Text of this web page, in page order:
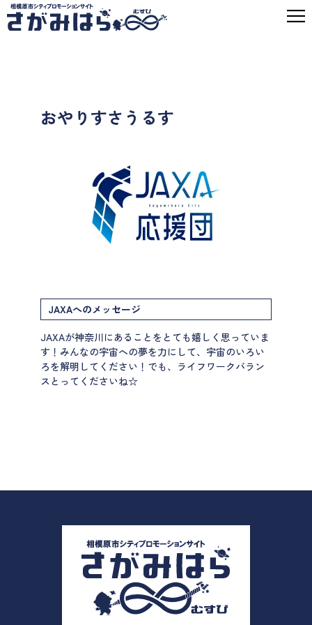
おやりすさうるす
JAXAへのメッセージ
JAXAが神奈川にあることをとても嬉しく思っていま
す！みんなの宇宙への夢を力にして、宇宙のいろい
ろを解明してください！でも、ライフワークバラン
スとってくださいね☆